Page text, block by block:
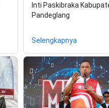
Inti Paskibraka
Pandeglang
Selengkapnya